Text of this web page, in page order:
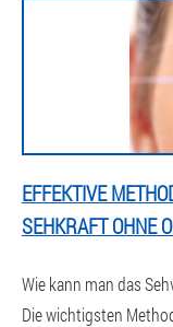
EFFEKTIVE
SEHKRAFT OHNE
Wie kann man das
Die wichtigsten